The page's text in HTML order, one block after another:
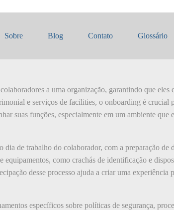
Sobre Blog Contato Glossário
a uma organização, garantindo que eles
e serviços de facilities, o onboarding é crucial
suas funções, especialmente em um ambiente que
de trabalho do colaborador, com a preparação de
equipamentos, como crachás de identificação e
desse processo ajuda a criar uma experiência
específicos sobre políticas de segurança,